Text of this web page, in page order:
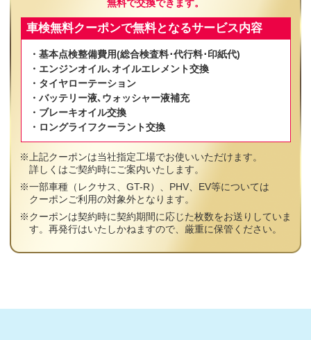
無料で交換できます。
車検無料クーポンで無料となるサービス内容
・基本点検整備費用(総合検査料･代行料･印紙代)
・エンジンオイル､オイルエレメント交換
・タイヤローテーション
・バッテリー液､ウォッシャー液補充
・ブレーキオイル交換
・ロングライフクーラント交換
上記クーポンは当社指定工場でお使いいただけます。
詳しくはご契約時にご案内いたします。
一部車種（レクサス、GT-R）、PHV、EV等については
クーポンご利用の対象外となります。
クーポンは契約時に契約期間に応じた枚数をお送りしていま
す。再発行はいたしかねますので、厳重に保管ください。